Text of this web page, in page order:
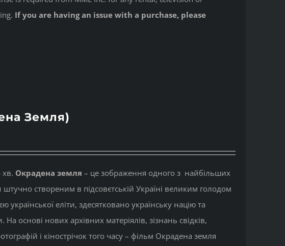
If you are having an issue with a purchase, please
Земля)
хв. Окрадена земля – це зображення одного з найбільших
штучно створеним в підсовєтській Україні великим голодом
еліти, здесятковано українську націю та
основі нових архівних матеріялів, зізнань свідків,
і кінострічок того часу – фільм Окрадена земля